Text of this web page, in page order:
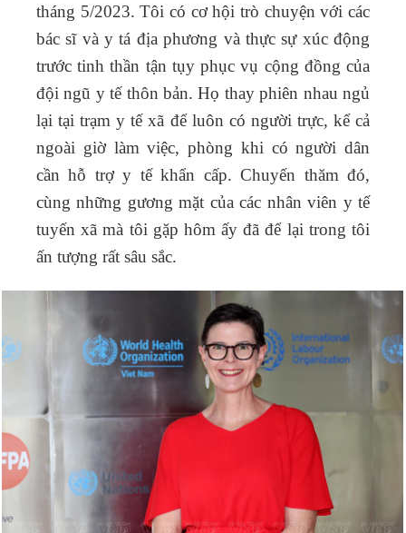
tháng 5/2023. Tôi có cơ hội trò chuyện với các
bác sĩ và y tá địa phương và thực sự xúc động
trước tinh thần tận tụy phục vụ cộng đồng của
đội ngũ y tế thôn bản. Họ thay phiên nhau ngủ
lại tại trạm y tế xã để luôn có người trực, kể cả
ngoài giờ làm việc, phòng khi có người dân
cần hỗ trợ y tế khẩn cấp. Chuyến thăm đó,
cùng những gương mặt của các nhân viên y tế
tuyến xã mà tôi gặp hôm ấy đã để lại trong tôi
ấn tượng rất sâu sắc.